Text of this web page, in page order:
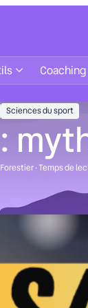
Coaching
Sciences du sport
· Temps de